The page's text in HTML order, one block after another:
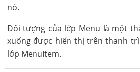
nó.
Đối tượng của lớp Menu là một
xuống được hiển thị trên thanh
lớp MenuItem.